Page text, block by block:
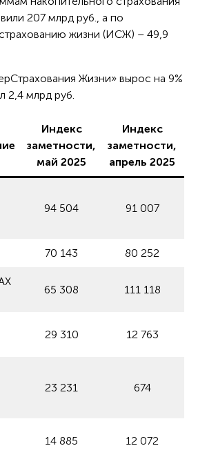
207 млрд руб., а по
жизни (ИСЖ) – 49,9
Жизни» вырос на 9%
2,4 млрд руб.
Индекс
заметности,
май 2025
Индекс
заметности,
апрель 2025
94 504 91 007
70 143 80 252
65 308 111 118
29 310 12 763
23 231 674
14 885 12 072